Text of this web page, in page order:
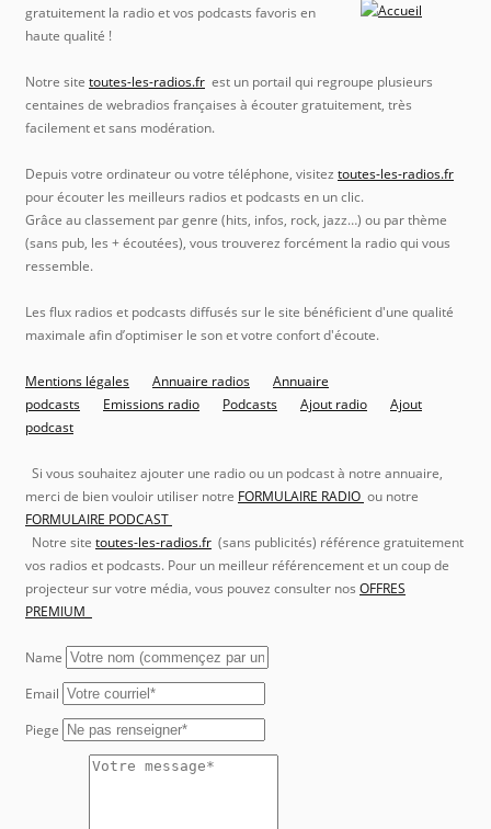
gratuitement la radio et vos podcasts favoris en
haute qualité !
Notre site toutes-les-radios.fr est un portail qui regroupe plusieurs
centaines de webradios françaises à écouter gratuitement, très
facilement et sans modération.
Depuis votre ordinateur ou votre téléphone, visitez toutes-les-radios.fr
pour écouter les meilleurs radios et podcasts en un clic.
Grâce au classement par genre (hits, infos, rock, jazz…) ou par thème
(sans pub, les + écoutées), vous trouverez forcément la radio qui vous
ressemble.
Les flux radios et podcasts diffusés sur le site bénéficient d'une qualité
maximale afin d’optimiser le son et votre confort d'écoute.
Mentions légales Annuaire radios
Annuaire
podcasts
Emissions radio Podcasts Ajout radio
Ajout
podcast
Si vous souhaitez ajouter une radio ou un podcast à notre annuaire,
merci de bien vouloir utiliser notre FORMULAIRE RADIO ou notre
FORMULAIRE PODCAST
Notre site toutes-les-radios.fr (sans publicités) référence gratuitement
vos radios et podcasts. Pour un meilleur référencement et un coup de
projecteur sur votre média, vous pouvez consulter nos OFFRES
PREMIUM
Name
Email
Piege